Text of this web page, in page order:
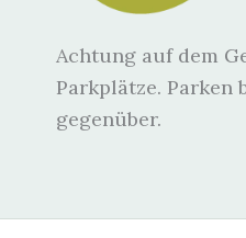
Achtung auf dem
Parkplätze. Parken
gegenüber.